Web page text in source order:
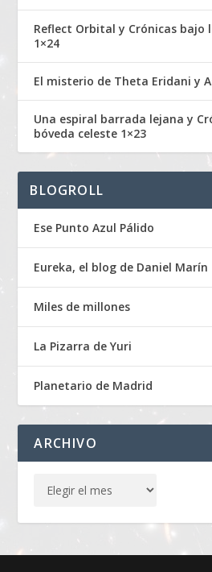
Reflect Orbital y Crónicas bajo
1×24
El misterio de Theta Eridani y
Una espiral barrada lejana y
bóveda celeste 1×23
BLOGROLL
Ese Punto Azul Pálido
Eureka, el blog de Daniel Marín
Miles de millones
La Pizarra de Yuri
Planetario de Madrid
ARCHIVO